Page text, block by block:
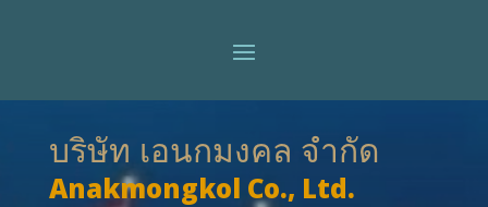
บริษัท เอนกมงคล จำกัด
Anakmongkol Co., Ltd.